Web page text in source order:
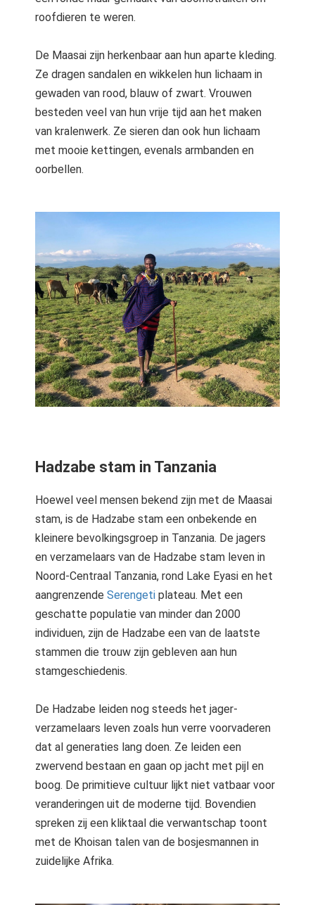
roofdieren te weren.
De Maasai zijn herkenbaar aan hun aparte kleding.
Ze dragen sandalen en wikkelen hun lichaam in
gewaden van rood, blauw of zwart. Vrouwen
besteden veel van hun vrije tijd aan het maken
van kralenwerk. Ze sieren dan ook hun lichaam
met mooie kettingen, evenals armbanden en
oorbellen.
Hadzabe stam in Tanzania
Hoewel veel mensen bekend zijn met de Maasai
stam, is de Hadzabe stam een onbekende en
kleinere bevolkingsgroep in Tanzania. De jagers
en verzamelaars van de Hadzabe stam leven in
Noord-Centraal Tanzania, rond Lake Eyasi en het
aangrenzende Serengeti plateau. Met een
geschatte populatie van minder dan 2000
individuen, zijn de Hadzabe een van de laatste
stammen die trouw zijn gebleven aan hun
stamgeschiedenis.
De Hadzabe leiden nog steeds het jager-
verzamelaars leven zoals hun verre voorvaderen
dat al generaties lang doen. Ze leiden een
zwervend bestaan en gaan op jacht met pijl en
boog. De primitieve cultuur lijkt niet vatbaar voor
veranderingen uit de moderne tijd. Bovendien
spreken zij een kliktaal die verwantschap toont
met de Khoisan talen van de bosjesmannen in
zuidelijke Afrika.